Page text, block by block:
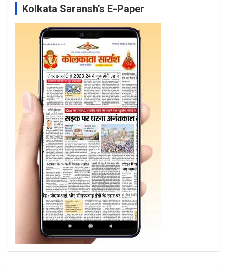
Kolkata Saransh’s E-Paper